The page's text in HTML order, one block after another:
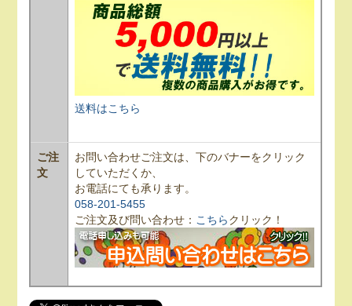
送料はこちら
ご注
文
お問い合わせご注文は、下のバナーをクリック
していただくか、
お電話にても承ります。
058-201-5455
ご注文及び問い合わせ： こちらクリック！